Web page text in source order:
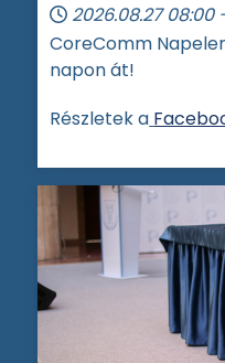
2026.08.27 08:00
CoreComm
napon át!
Részletek a